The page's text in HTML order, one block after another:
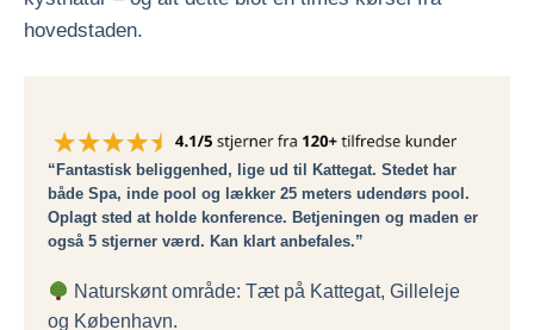
hovedstaden.
“Fantastisk beliggenhed, lige ud til Kattegat. Stedet har
både Spa, inde pool og lækker 25 meters udendørs pool.
Oplagt sted at holde konference. Betjeningen og maden er
også 5 stjerner værd. Kan klart anbefales.”
Naturskønt område: Tæt på Kattegat, Gilleleje
og København.